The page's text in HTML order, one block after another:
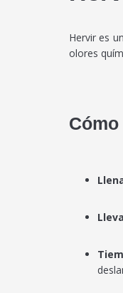
Hervir es
olores